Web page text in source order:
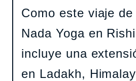
Como este viaje
Nada Yoga en
incluye una
en Ladakh,